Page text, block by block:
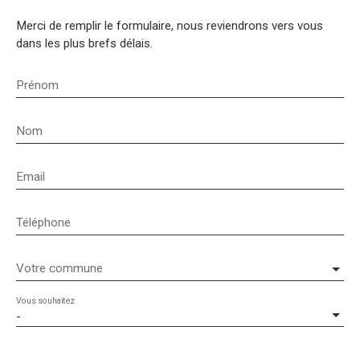
Merci de remplir le formulaire, nous reviendrons vers vous
dans les plus brefs délais.
Prénom
Nom
Email
Téléphone
Votre commune
-
Vous souhaitez